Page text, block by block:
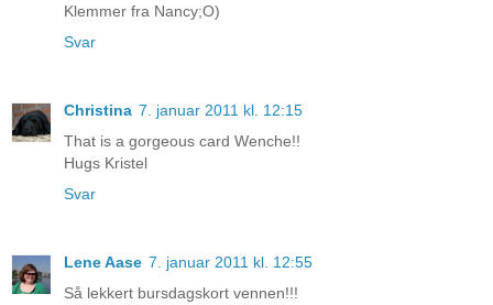
Klemmer fra Nancy;O)
Svar
Christina 7. januar 2011 kl. 12:15
That is a gorgeous card Wenche!!
Hugs Kristel
Svar
Lene Aase 7. januar 2011 kl. 12:55
Så lekkert bursdagskort vennen!!!